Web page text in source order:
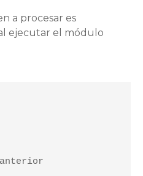
a procesar es
ejecutar el módulo